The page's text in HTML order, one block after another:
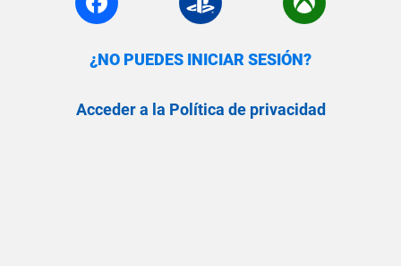
¿NO PUEDES INICIAR SESIÓN?
Acceder a la Política de privacidad